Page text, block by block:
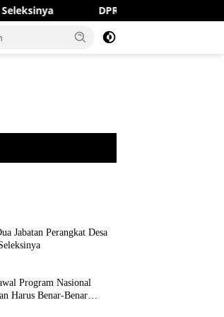
DPRD Sumedang Kawal Program Nasional
Jabatan Perangkat Desa
Program Nasional
Harus Benar-Benar